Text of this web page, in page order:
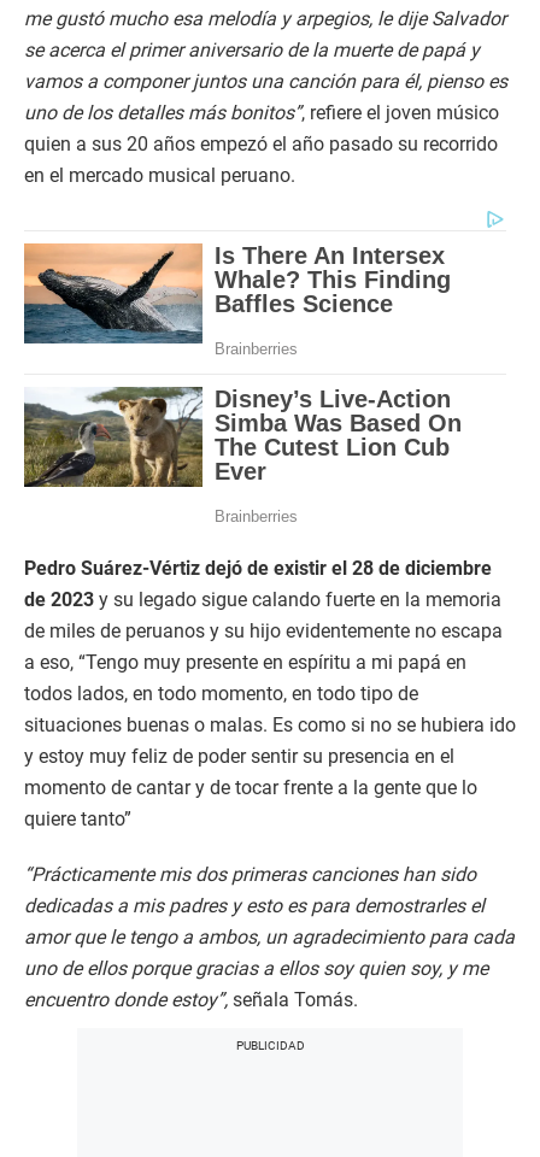
me gustó mucho esa melodía y arpegios, le dije Salvador
se acerca el primer aniversario de la muerte de papá y
vamos a componer juntos una canción para él, pienso es
uno de los detalles más bonitos”, refiere el joven músico
quien a sus 20 años empezó el año pasado su recorrido
en el mercado musical peruano.
Pedro Suárez-Vértiz dejó de existir el 28 de diciembre
de 2023 y su legado sigue calando fuerte en la memoria
de miles de peruanos y su hijo evidentemente no escapa
a eso, “Tengo muy presente en espíritu a mi papá en
todos lados, en todo momento, en todo tipo de
situaciones buenas o malas. Es como si no se hubiera ido
y estoy muy feliz de poder sentir su presencia en el
momento de cantar y de tocar frente a la gente que lo
quiere tanto”
“Prácticamente mis dos primeras canciones han sido
dedicadas a mis padres y esto es para demostrarles el
amor que le tengo a ambos, un agradecimiento para cada
uno de ellos porque gracias a ellos soy quien soy, y me
encuentro donde estoy”, señala Tomás.